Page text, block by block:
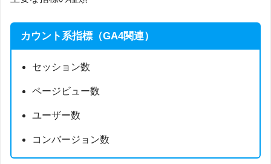
カウント系指標（GA4関連）
セッション数
ページビュー数
ユーザー数
コンバージョン数